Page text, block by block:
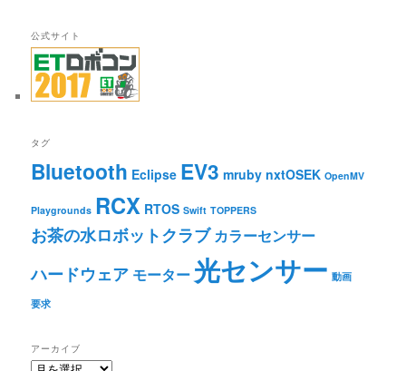
公式サイト
タグ
Bluetooth Eclipse EV3 mruby nxtOSEK OpenMV
Playgrounds RCX RTOS Swift TOPPERS
お茶の水ロボットクラブ カラーセンサー
ハードウェア モーター 光センサー 動画
要求
アーカイブ
ア